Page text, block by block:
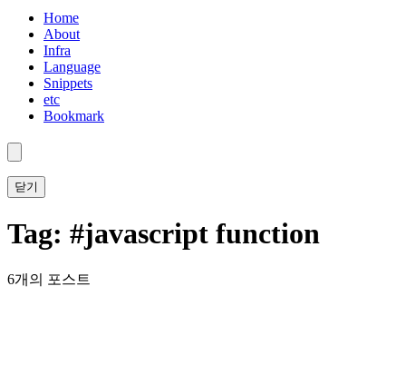
Home
About
Infra
Language
Snippets
etc
Bookmark
닫기
Tag: #javascript function
6개의 포스트